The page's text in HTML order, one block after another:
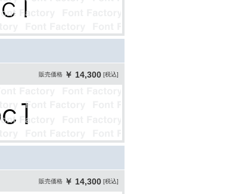
販売価格 ￥ 14,300 [税込]
販売価格 ￥ 14,300 [税込]